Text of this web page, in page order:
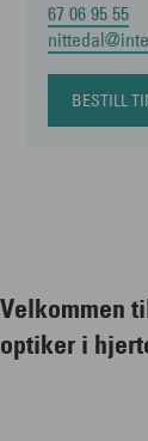
67 06 95 55
BESTILL
Velkommen
optiker i